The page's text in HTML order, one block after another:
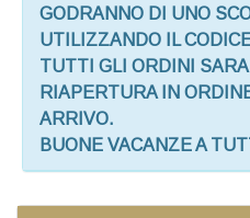
GODRANNO DI UNO
UTILIZZANDO IL
TUTTI GLI ORDINI
RIAPERTURA IN
ARRIVO.
BUONE VACANZE A